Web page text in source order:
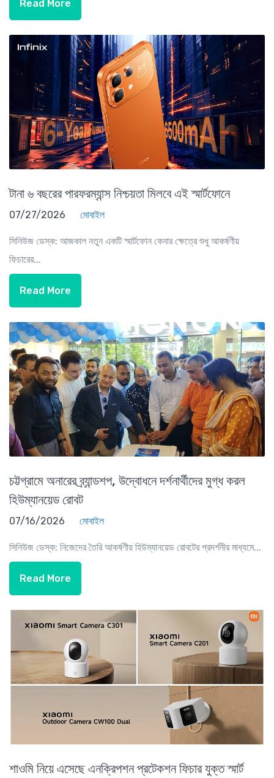
Read More
টানা ৬ বছরের পারফরম্যান্স নিশ্চয়তা মিলবে এই স্মার্টফোনে
07/27/2026 মোবাইল
সিনিউজ ডেস্ক: আজকাল নতুন একটি স্মার্টফোন কেনার ক্ষেত্রে শুধু আকর্ষণীয়
ফিচারের...
Read More
চট্টগ্রামে অনারের ব্র্যান্ডশপ, উদ্বোধনে দর্শনার্থীদের মুগ্ধ করল
হিউম্যানয়েড রোবট
07/16/2026 মোবাইল
সিনিউজ ডেস্ক: নিজেদের তৈরি আকর্ষণীয় হিউম্যানয়েড রোবটের প্রদর্শনীর মাধ্যমে...
Read More
শাওমি নিয়ে এসেছে এনক্রিপশন প্রটেকশন ফিচার যুক্ত স্মার্ট